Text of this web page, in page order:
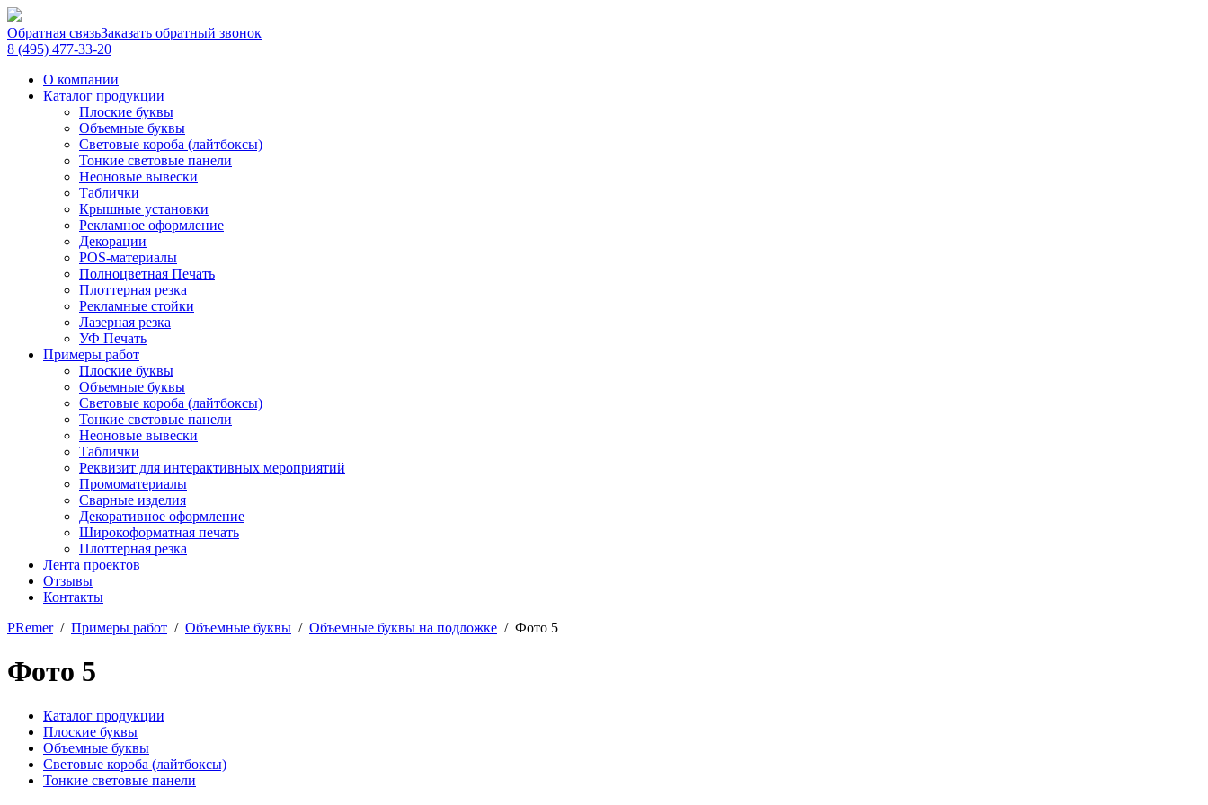
Обратная связьЗаказать обратный звонок
8 (495) 477-33-20
О компании
Каталог продукции
Плоские буквы
Объемные буквы
Световые короба (лайтбоксы)
Тонкие световые панели
Неоновые вывески
Таблички
Крышные установки
Рекламное оформление
Декорации
POS-материалы
Полноцветная Печать
Плоттерная резка
Рекламные стойки
Лазерная резка
УФ Печать
Примеры работ
Плоские буквы
Объемные буквы
Световые короба (лайтбоксы)
Тонкие световые панели
Неоновые вывески
Таблички
Реквизит для интерактивных мероприятий
Промоматериалы
Сварные изделия
Декоративное оформление
Широкоформатная печать
Плоттерная резка
Лента проектов
Отзывы
Контакты
PRemer/ Примеры работ / Объемные буквы / Объемные буквы на подложке / Фото 5
Фото 5
Каталог продукции
Плоские буквы
Объемные буквы
Световые короба (лайтбоксы)
Тонкие световые панели